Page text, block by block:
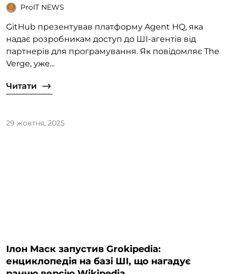
ProIT NEWS
GitHub презентував платформу Agent HQ, яка
надає розробникам доступ до ШІ-агентів від
партнерів для програмування. Як повідомляє The
Verge, уже...
Читати
29 жовтня, 2025
Ілон Маск запустив Grokipedia:
енциклопедія на базі ШІ, що нагадує